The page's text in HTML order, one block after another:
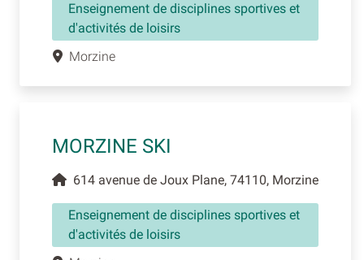
Enseignement de disciplines sportives et
d'activités de loisirs
Morzine
MORZINE SKI
614 avenue de Joux Plane, 74110, Morzine
Enseignement de disciplines sportives et
d'activités de loisirs